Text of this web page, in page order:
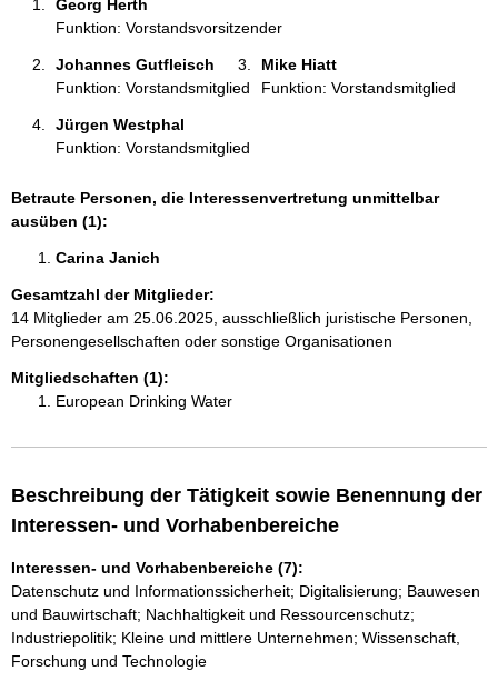
Georg Herth
Funktion: Vorstandsvorsitzender
Johannes Gutfleisch
Funktion: Vorstandsmitglied
Mike Hiatt
Funktion: Vorstandsmitglied
Jürgen Westphal
Funktion: Vorstandsmitglied
Betraute Personen, die Interessenvertretung unmittelbar
ausüben (1):
Carina Janich
Gesamtzahl der Mitglieder:
14 Mitglieder am 25.06.2025, ausschließlich juristische Personen,
Personengesellschaften oder sonstige Organisationen
Mitgliedschaften (1):
European Drinking Water
Beschreibung der Tätigkeit sowie Benennung der
Interessen- und Vorhabenbereiche
Interessen- und Vorhabenbereiche (7):
Datenschutz und Informationssicherheit; Digitalisierung; Bauwesen
und Bauwirtschaft; Nachhaltigkeit und Ressourcenschutz;
Industriepolitik; Kleine und mittlere Unternehmen; Wissenschaft,
Forschung und Technologie